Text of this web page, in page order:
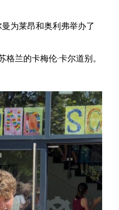
曼为莱昂和奥利弗举办了
兰的卡梅伦·卡尔道别。